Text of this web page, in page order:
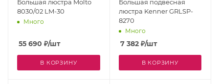
Большая люстра Molto
8030/02 LM-30
Много
55 690 ₽/шт
В КОРЗИНУ
Большая подвесная
люстра Kenner GRLSP-
8270
Много
7 382₽/шт
В КОРЗИНУ